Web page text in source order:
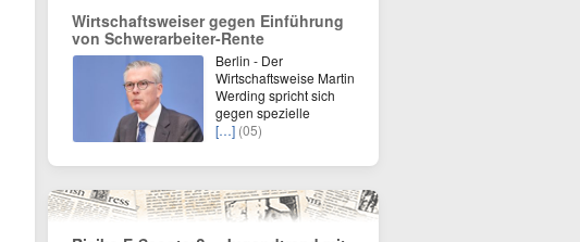
Wirtschaftsweiser gegen Einführung
von Schwerarbeiter-Rente
Berlin - Der
Wirtschaftsweise Martin
Werding spricht sich
gegen spezielle
[…] (05)